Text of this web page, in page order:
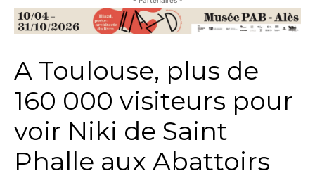
A Toulouse, plus de
160 000 visiteurs pour
voir Niki de Saint
Phalle aux Abattoirs